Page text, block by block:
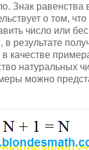
Знак
о том, что
число или
в результате
качестве
натуральных
можно